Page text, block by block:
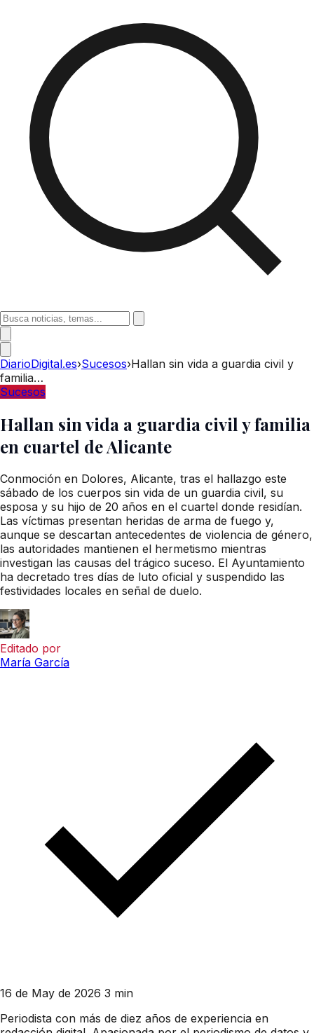
DiarioDigital.es›Sucesos›Hallan sin vida a guardia civil y
familia…
Sucesos
Hallan sin vida a guardia civil y familia
en cuartel de Alicante
Conmoción en Dolores, Alicante, tras el hallazgo este
sábado de los cuerpos sin vida de un guardia civil, su
esposa y su hijo de 20 años en el cuartel donde residían.
Las víctimas presentan heridas de arma de fuego y,
aunque se descartan antecedentes de violencia de género,
las autoridades mantienen el hermetismo mientras
investigan las causas del trágico suceso. El Ayuntamiento
ha decretado tres días de luto oficial y suspendido las
festividades locales en señal de duelo.
Editado por
María García
16 de May de 2026 3 min
Periodista con más de diez años de experiencia en